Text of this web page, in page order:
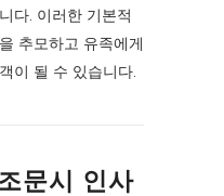
다. 이러한 기본적
추모하고 유족에게
이 될 수 있습니다.
문시 인사